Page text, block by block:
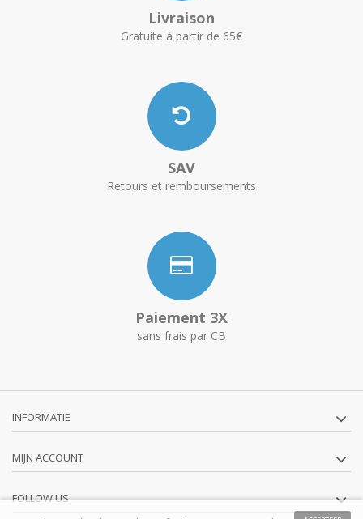
Livraison
Gratuite à partir de 65€
SAV
Retours et remboursements
Paiement 3X
sans frais par CB
INFORMATIE
MIJN ACCOUNT
FOLLOW US